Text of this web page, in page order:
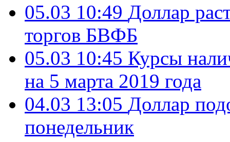
05.03 10:49 Доллар
торгов БВФБ
05.03 10:45 Курсы
на 5 марта 2019 года
04.03 13:05 Доллар
понедельник